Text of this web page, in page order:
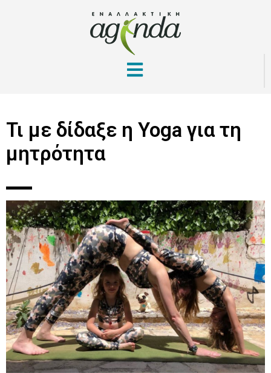
Τι με δίδαξε η Yoga για τη
μητρότητα